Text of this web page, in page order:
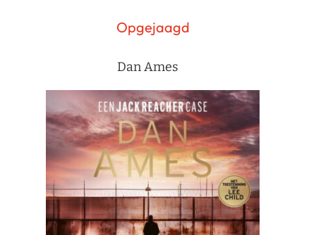
Opgejaagd
Dan Ames